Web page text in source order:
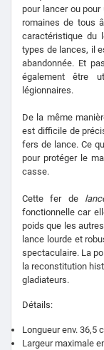
pour lancer ou
romaines de tous
caractéristique du
types de lances, il
abandonnée. Et
également être
légionnaires.
De la même
est difficile de
fers de lance. Ce
pour protéger le
casse.
Cette fer de
fonctionnelle car
poids que les
lance lourde et
spectaculaire. La
la reconstitution
gladiateurs.
Détails:
Longueur env. 36,5
Largeur maximale